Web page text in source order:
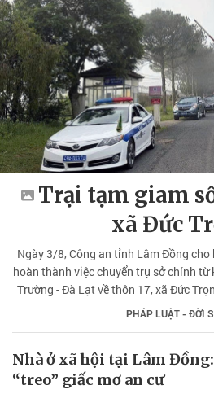
Trại tạm giam
xã Đức
Ngày 3/8, Công an tỉnh Lâm Đồng
hoàn thành việc chuyển trụ sở chính từ
Trường - Đà Lạt về thôn 17, xã Đức
an ninh, an toàn, không làm gián
PHÁP LUẬT - ĐỜI
Nhà ở xã hội tại Lâm
“treo” giấc mơ an cư